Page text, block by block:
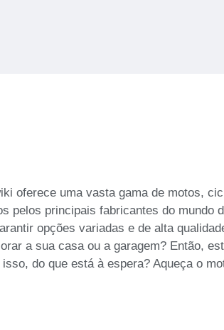
oferece uma vasta gama de motos,
pelos principais fabricantes do mundo
opções variadas e de alta
a sua casa ou a garagem? Então,
do que está à espera? Aqueça o